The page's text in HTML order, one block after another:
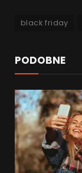
black friday
PODOBNE